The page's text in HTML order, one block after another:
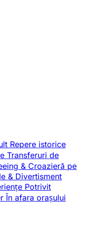
Repere istorice
Transferuri de
& Croazieră pe
& Divertisment
Potrivit
În afara orașului